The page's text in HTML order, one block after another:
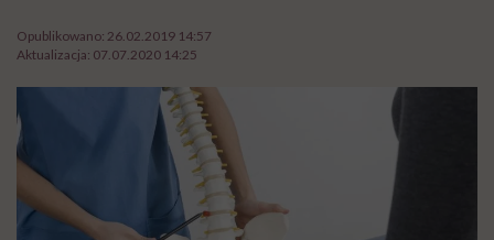
Opublikowano: 26.02.2019 14:57
Aktualizacja: 07.07.2020 14:25